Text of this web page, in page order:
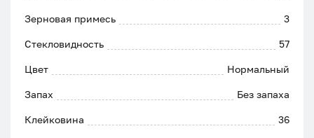
Зерновая примесь 3
Стекловидность 57
Цвет Нормальный
Запах Без запаха
Клейковина 36